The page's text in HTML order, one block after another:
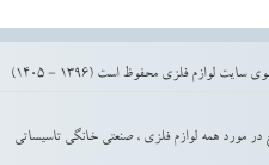
در مورد همه لوازم فلزی ، صنعتی خانگی تاسیساتی